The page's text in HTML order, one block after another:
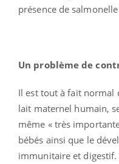
présence de
Un problème de
Il est tout à fait normal
lait maternel humain,
même « très
bébés ainsi que le
immunitaire et digestif.